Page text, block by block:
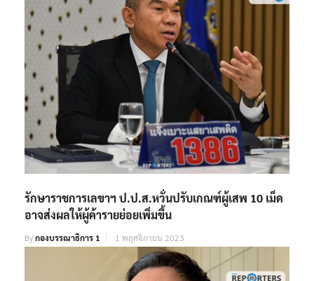
รักษาราชการเลขาฯ ป.ป.ส.หวั่นปรับเกณฑ์ผู้เสพ 10 เม็ด
อาจส่งผลให้ผู้ค้ารายย่อยเพิ่มขึ้น
Byกองบรรณาธิการ 1 1 พฤศจิกายน 2023